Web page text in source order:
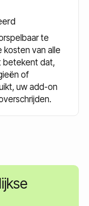
te
van alle
betekent dat,
of
uw add-on